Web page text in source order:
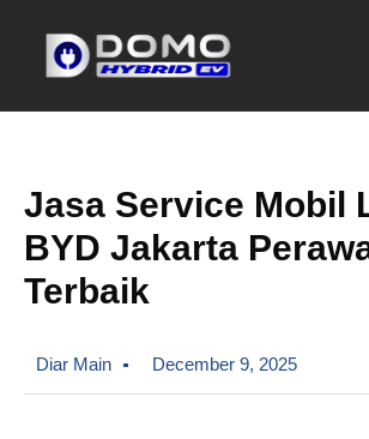
Jasa Service Mobil
BYD Jakarta
Terbaik
Diar Main December 9, 2025